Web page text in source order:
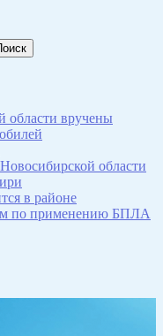
области вручены
области
в районе
по применению БПЛА